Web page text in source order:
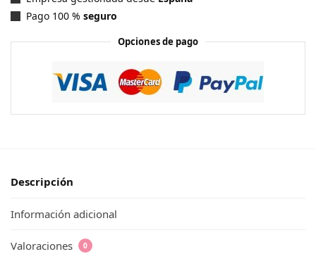
Pago 100 % seguro
Opciones de pago
Descripción
Información adicional
Valoraciones 0